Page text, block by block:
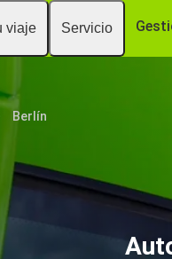
viaje Servicio
Berlín